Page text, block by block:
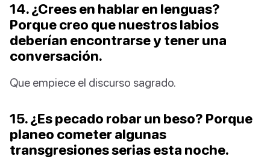
14. ¿Crees en hablar en lenguas?
Porque creo que nuestros labios
deberían encontrarse y tener una
conversación.
Que empiece el discurso sagrado.
15. ¿Es pecado robar un beso? Porque
planeo cometer algunas
transgresiones serias esta noche.